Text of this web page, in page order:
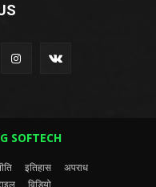
SOFTECH
इतिहास
अपराध
विडियो